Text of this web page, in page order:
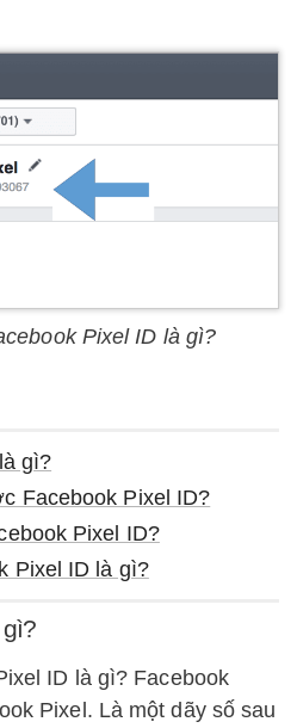
Pixel ID là gì?
gì?
Facebook Pixel ID?
Pixel ID?
Pixel ID là gì?
ID là gì? Facebook
Pixel. Là một dãy số sau